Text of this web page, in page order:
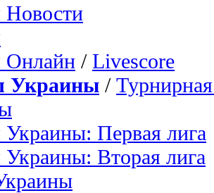
Онлайн / Livescore
Украины /
Первая лига
Вторая лига